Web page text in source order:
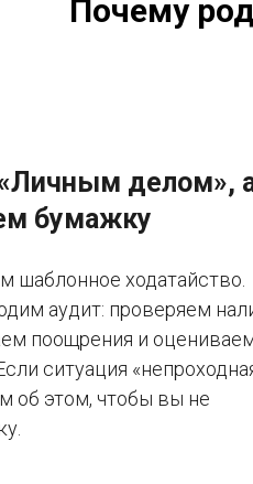
Почему
делом»,
бумажку
шаблонное ходатайство.
аудит: проверяем
поощрения и
ситуация
об этом, чтобы вы не